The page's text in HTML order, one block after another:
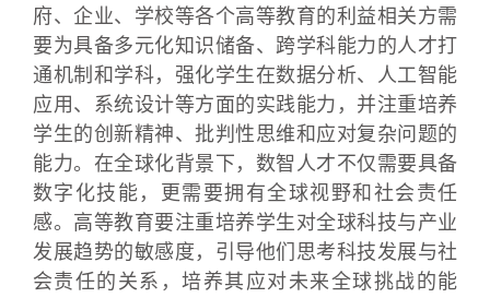
府、企业、学校等各个高等教育的利益相关方需
要为具备多元化知识储备、跨学科能力的人才打
通机制和学科，强化学生在数据分析、人工智能
应用、系统设计等方面的实践能力，并注重培养
学生的创新精神、批判性思维和应对复杂问题的
能力。在全球化背景下，数智人才不仅需要具备
数字化技能，更需要拥有全球视野和社会责任
感。高等教育要注重培养学生对全球科技与产业
发展趋势的敏感度，引导他们思考科技发展与社
会责任的关系，培养其应对未来全球挑战的能